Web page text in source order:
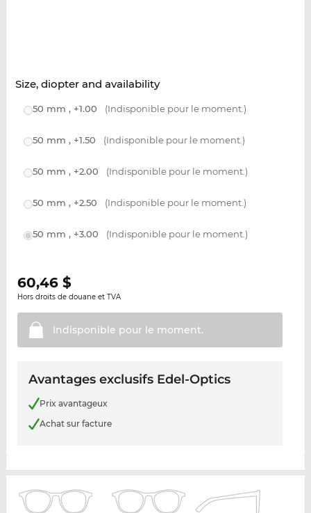
Size, diopter and availability
50 mm , +1.00 (Indisponible pour le moment.)
50 mm , +1.50 (Indisponible pour le moment.)
50 mm , +2.00 (Indisponible pour le moment.)
50 mm , +2.50 (Indisponible pour le moment.)
50 mm , +3.00 (Indisponible pour le moment.)
60,46$
Hors droits de douane et TVA
Indisponible pour le moment.
Avantages exclusifs Edel-Optics
Prix avantageux
Achat sur facture